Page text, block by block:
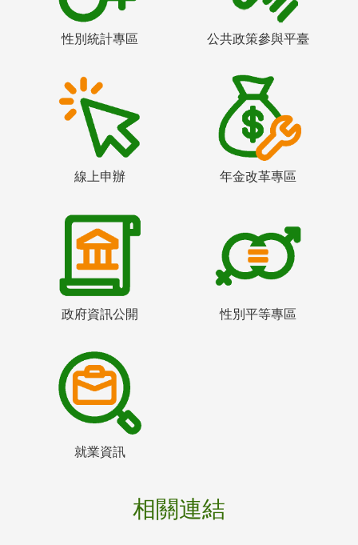
性別統計專區 公共政策參與平臺
線上申辦 年金改革專區
政府資訊公開 性別平等專區
就業資訊
相關連結